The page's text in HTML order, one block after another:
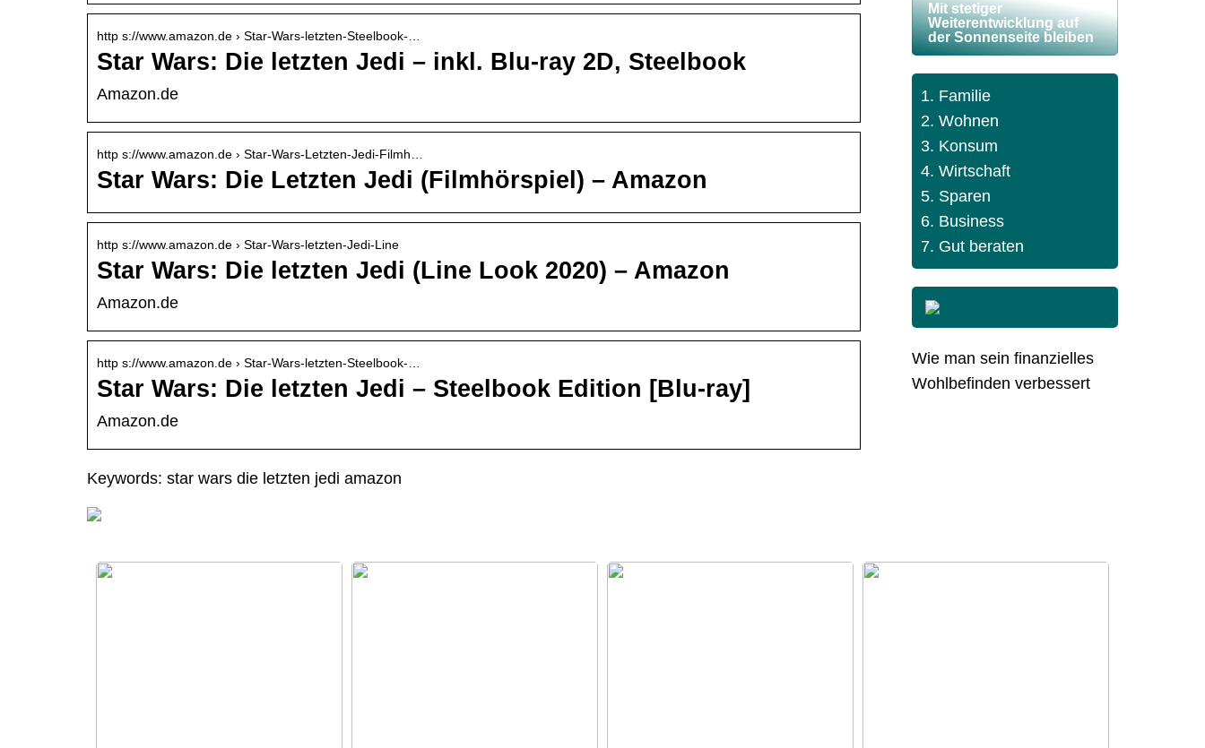
http s://www.amazon.de › Star-Wars-letzten-Steelbook-…
Star Wars: Die letzten Jedi – inkl. Blu-ray 2D, Steelbook
Amazon.de
http s://www.amazon.de › Star-Wars-Letzten-Jedi-Filmh…
Star Wars: Die Letzten Jedi (Filmhörspiel) – Amazon
http s://www.amazon.de › Star-Wars-letzten-Jedi-Line
Star Wars: Die letzten Jedi (Line Look 2020) – Amazon
Amazon.de
http s://www.amazon.de › Star-Wars-letzten-Steelbook-…
Star Wars: Die letzten Jedi – Steelbook Edition [Blu-ray]
Amazon.de
Keywords: star wars die letzten jedi amazon
Mit stetiger
Weiterentwicklung auf
der Sonnenseite bleiben
Familie
Wohnen
Konsum
Wirtschaft
Sparen
Business
Gut beraten
Wie man sein finanzielles
Wohlbefinden verbessert